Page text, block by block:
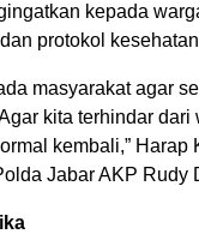
kepada
protokol
masyarakat agar
kita terhindar dari
kembali,” Harap
Jabar AKP Rudy